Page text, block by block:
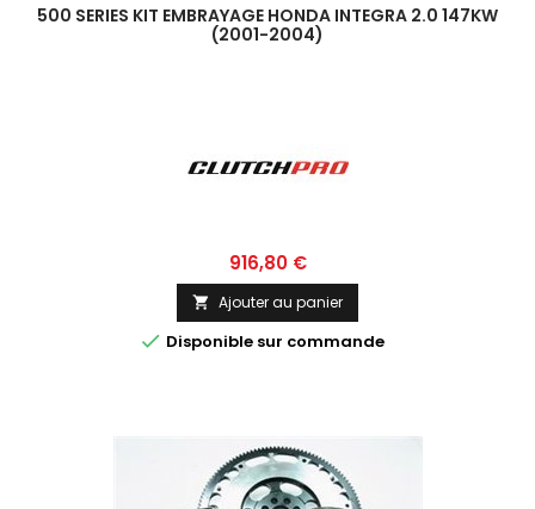
500 SERIES KIT EMBRAYAGE HONDA INTEGRA 2.0 147KW
(2001-2004)
Prix
916,80 €
 Ajouter au panier
 Disponible sur commande